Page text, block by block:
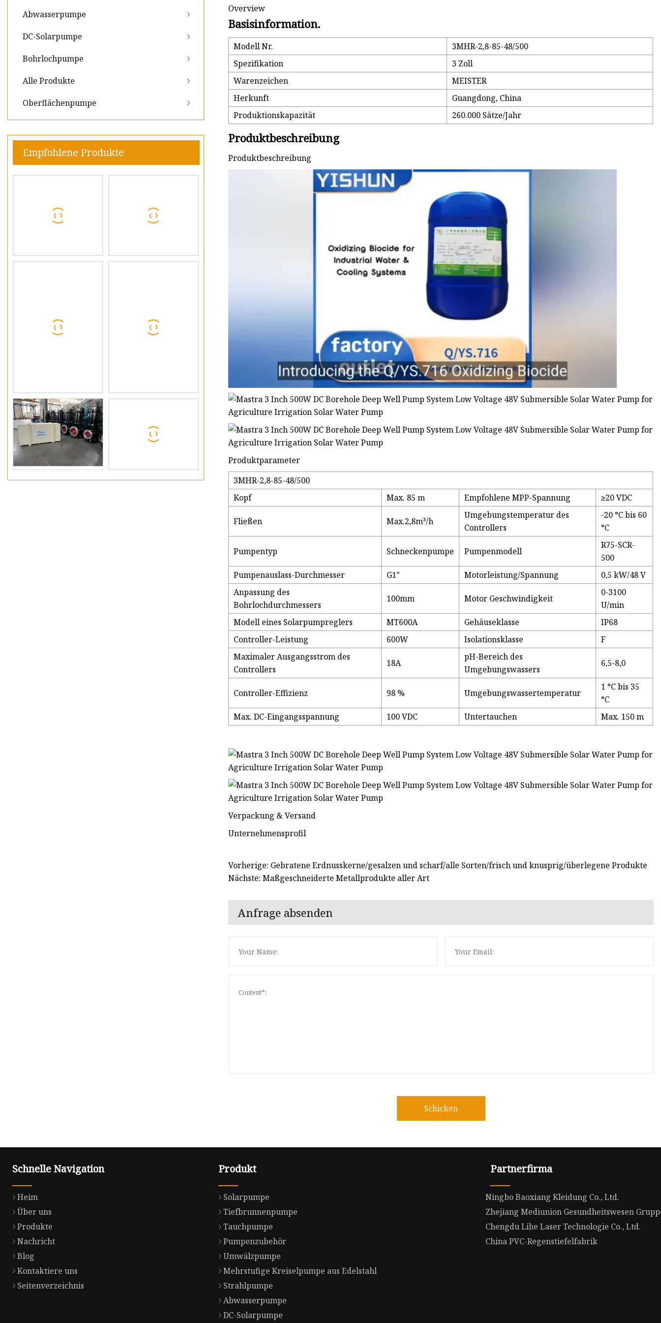
Abwasserpumpe
DC-Solarpumpe
Bohrlochpumpe
Alle Produkte
Oberflächenpumpe
Empfohlene Produkte
Overview
Basisinformation.
Modell Nr.
3MHR-2,8-85-48/500
Spezifikation
3 Zoll
Warenzeichen
MEISTER
Herkunft
Guangdong, China
Produktionskapazität
260.000 Sätze/Jahr
Produktbeschreibung
Produktbeschreibung
Produktparameter
3MHR-2,8-85-48/500
Kopf
Max. 85 m Empfohlene MPP-Spannung ≥20 VDC
Fließen Max.2,8m³/h
Umgebungstemperatur des
Controllers
-20 °C bis 60
°C
Pumpentyp Schneckenpumpe Pumpenmodell
R75-SCR-
500
Pumpenauslass-Durchmesser
G1" Motorleistung/Spannung
0,5 kW/48 V
Anpassung des
Bohrlochdurchmessers
100mm Motor Geschwindigkeit
0-3100
U/min
Modell eines Solarpumpreglers
MT600A Gehäuseklasse
IP68
Controller-Leistung
600W Isolationsklasse
F
Maximaler Ausgangsstrom des
Controllers
18A
pH-Bereich des
Umgebungswassers
6,5-8,0
Controller-Effizienz 98 % Umgebungswassertemperatur
1 °C bis 35
°C
Max. DC-Eingangsspannung
100 VDC Untertauchen Max. 150 m
Verpackung & Versand
Unternehmensprofil
Vorherige: Gebratene Erdnusskerne/gesalzen und scharf/alle Sorten/frisch und knusprig/überlegene Produkte
Nächste: Maßgeschneiderte Metallprodukte aller Art
Anfrage absenden
Schicken
Schnelle Navigation
Heim
Über uns
Produkte
Nachricht
Blog
Kontaktiere uns
Seitenverzeichnis
Produkt
Solarpumpe
Tiefbrunnenpumpe
Tauchpumpe
Pumpenzubehör
Umwälzpumpe
Mehrstufige Kreiselpumpe aus Edelstahl
Strahlpumpe
Abwasserpumpe
DC-Solarpumpe
Partnerfirma
Ningbo Baoxiang Kleidung Co., Ltd.
Zhejiang Mediunion Gesundheitswesen
Chengdu Lihe Laser Technologie Co., Ltd.
China PVC-Regenstiefelfabrik